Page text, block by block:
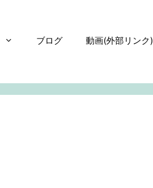
ブログ 動画(外部リンク)